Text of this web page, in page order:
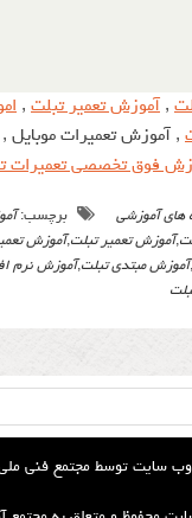
, آموزش تعمیر تبلت ,
, آموزش تعمیرات موبایل ,
فوق تخصصی تعمیرات
های آموزشی برچسب:
,آموزش تعمیر تبلت,آموزش
,آموزش مبتدی تبلت,آموزش نرم
وب سایت توسطمجتمع فنی